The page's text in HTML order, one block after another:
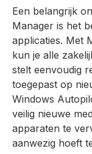
Een belangrijk
Manager is het
applicaties. Met
kun je alle
stelt eenvoudig
toegepast op
Windows
veilig nieuwe
apparaten te
aanwezig hoeft